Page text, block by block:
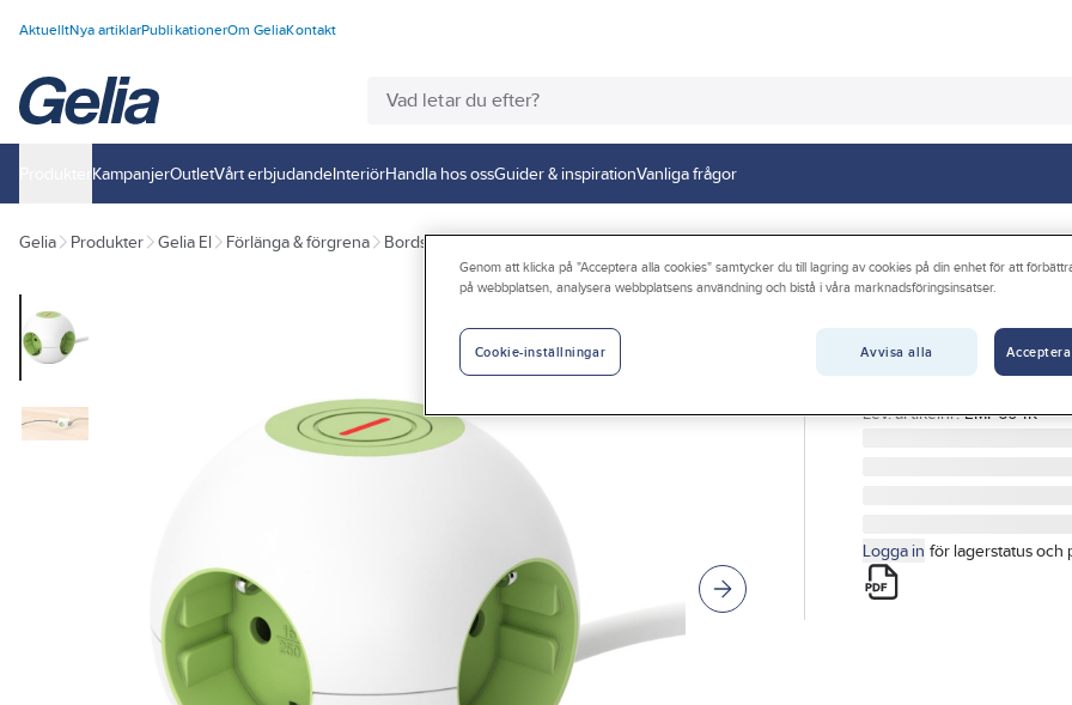
AktuelltNya artiklarPublikationerOm GeliaKontakt
KampanjerOutletVårt erbjudandeInteriörHandla hos ossGuider & inspirationVanliga frågor
Gelia Produkter Gelia El Förlänga & förgrena Bords- och bänkuttag För montering på bord
Grenuttag,
GRENUTTAG POWER
Lev. artikelnr: EMP604K
Logga in för lagerstatus och
Genom att klicka på "Acceptera alla cookies" samtycker du till lagring av cookies på din enhet för att
på webbplatsen, analysera webbplatsens användning och bistå i våra marknadsföringsinsatser.
Avvisa alla
Cookie-inställningar